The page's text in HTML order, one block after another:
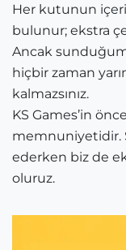
Her kutunun
bulunur; ekstra
Ancak
hiçbir zaman
kalmazsınız.
KS Games’in
memnuniyetidir.
ederken biz de
oluruz.